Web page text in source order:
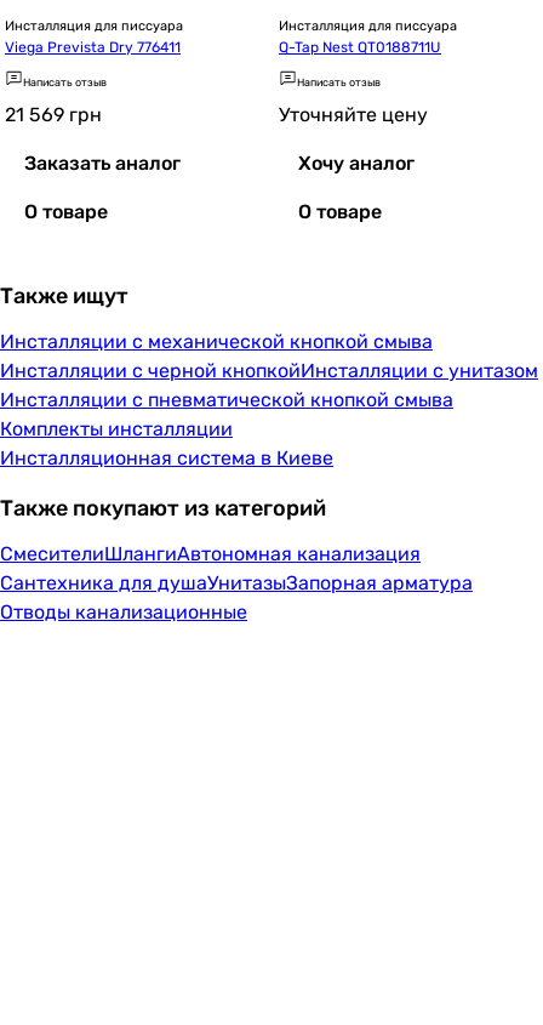
Инсталляция для писсуара
Viega Prevista Dry 776411
Написать отзыв
21 569 грн
Заказать аналог
О товаре
Инсталляция для писсуара
Q-Tap Nest QT0188711U
Написать отзыв
Уточняйте цену
Хочу аналог
О товаре
Также ищут
Инсталляции с механической кнопкой смыва
Инсталляции с черной кнопкойИнсталляции с унитазом
Инсталляции с пневматической кнопкой смыва
Комплекты инсталляции
Инсталляционная система в Киеве
Также покупают из категорий
СмесителиШлангиАвтономная канализация
Сантехника для душаУнитазыЗапорная арматура
Отводы канализационные